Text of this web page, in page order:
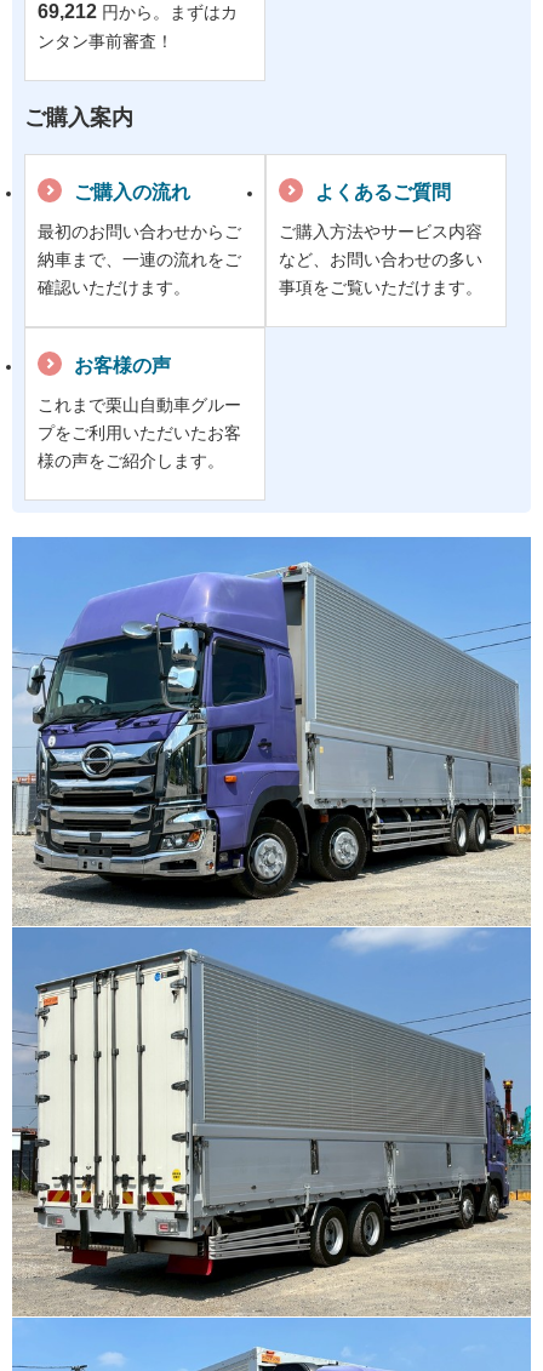
69,212 円から。まずはカ
ンタン事前審査！
ご購入案内
ご購入の流れ
最初のお問い合わせからご
納車まで、一連の流れをご
確認いただけます。
よくあるご質問
ご購入方法やサービス内容
など、お問い合わせの多い
事項をご覧いただけます。
お客様の声
これまで栗山自動車グルー
プをご利用いただいたお客
様の声をご紹介します。